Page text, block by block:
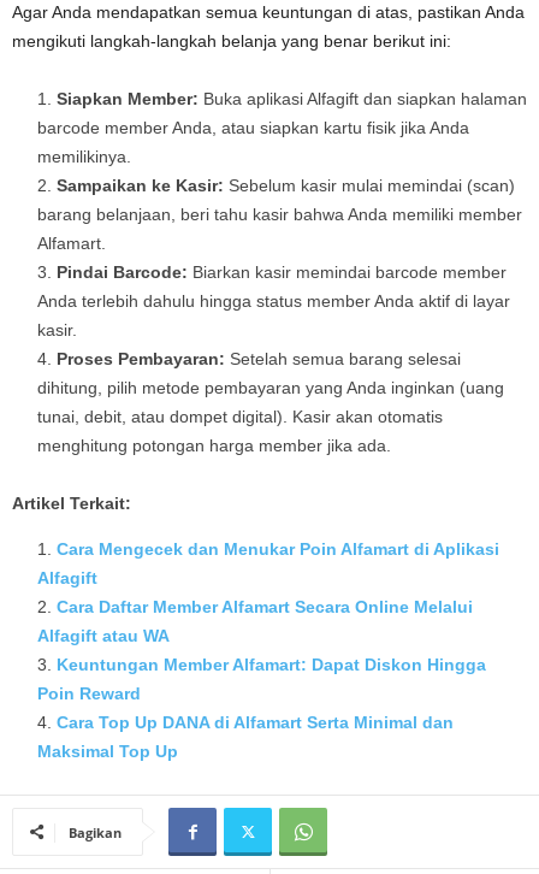
Agar Anda mendapatkan semua keuntungan di atas, pastikan Anda
mengikuti langkah-langkah belanja yang benar berikut ini:
Siapkan Member: Buka aplikasi Alfagift dan siapkan halaman
barcode member Anda, atau siapkan kartu fisik jika Anda
memilikinya.
Sampaikan ke Kasir: Sebelum kasir mulai memindai (scan)
barang belanjaan, beri tahu kasir bahwa Anda memiliki member
Alfamart.
Pindai Barcode: Biarkan kasir memindai barcode member
Anda terlebih dahulu hingga status member Anda aktif di layar
kasir.
Proses Pembayaran: Setelah semua barang selesai
dihitung, pilih metode pembayaran yang Anda inginkan (uang
tunai, debit, atau dompet digital). Kasir akan otomatis
menghitung potongan harga member jika ada.
Artikel Terkait:
Cara Mengecek dan Menukar Poin Alfamart di Aplikasi
Alfagift
Cara Daftar Member Alfamart Secara Online Melalui
Alfagift atau WA
Keuntungan Member Alfamart: Dapat Diskon Hingga
Poin Reward
Cara Top Up DANA di Alfamart Serta Minimal dan
Maksimal Top Up
Bagikan